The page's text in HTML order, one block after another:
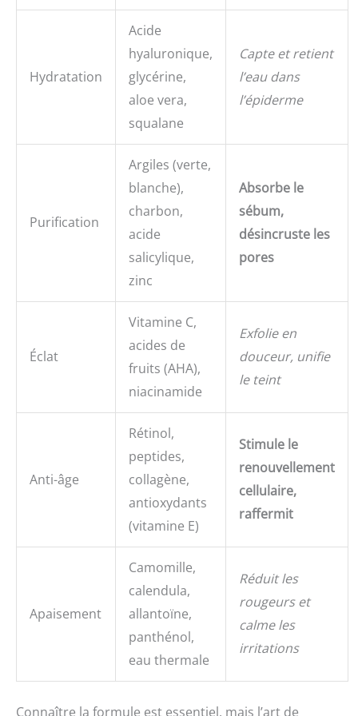
Hydratation
Acide
hyaluronique,
glycérine,
aloe vera,
squalane
Capte et retient
l’eau dans
l’épiderme
Purification
Argiles (verte,
blanche),
charbon,
acide
salicylique,
zinc
Absorbe le
sébum,
désincruste les
pores
Éclat
Vitamine C,
acides de
fruits (AHA),
niacinamide
Exfolie en
douceur, unifie
le teint
Anti-âge
Rétinol,
peptides,
collagène,
antioxydants
(vitamine E)
Stimule le
renouvellement
cellulaire,
raffermit
Apaisement
Camomille,
calendula,
allantoïne,
panthénol,
eau thermale
Réduit les
rougeurs et
calme les
irritations
Connaître la formule est essentiel, mais l’art de